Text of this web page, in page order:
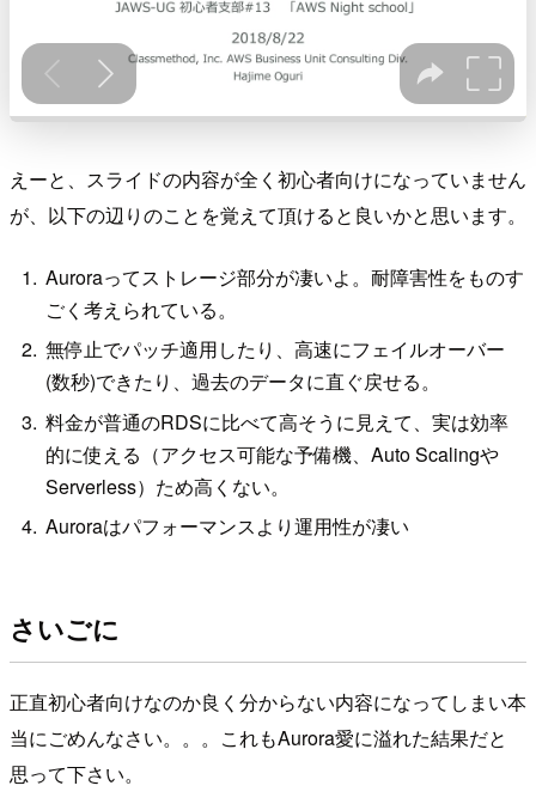
えーと、スライドの内容が全く初心者向けになっていません
が、以下の辺りのことを覚えて頂けると良いかと思います。
Auroraってストレージ部分が凄いよ。耐障害性をものす
ごく考えられている。
無停止でパッチ適用したり、高速にフェイルオーバー
(数秒)できたり、過去のデータに直ぐ戻せる。
料金が普通のRDSに比べて高そうに見えて、実は効率
的に使える（アクセス可能な予備機、Auto Scalingや
Serverless）ため高くない。
Auroraはパフォーマンスより運用性が凄い
さいごに
正直初心者向けなのか良く分からない内容になってしまい本
当にごめんなさい。。。これもAurora愛に溢れた結果だと
思って下さい。